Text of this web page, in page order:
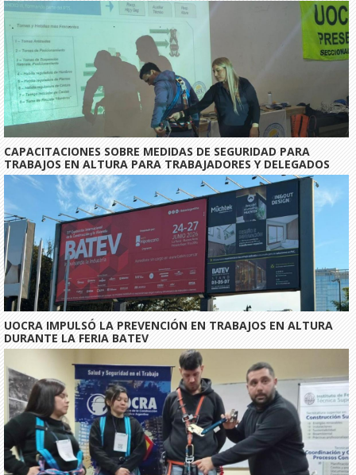
CAPACITACIONES SOBRE MEDIDAS DE SEGURIDAD PARA
TRABAJOS EN ALTURA PARA TRABAJADORES Y DELEGADOS
UOCRA IMPULSÓ LA PREVENCIÓN EN TRABAJOS EN ALTURA
DURANTE LA FERIA BATEV